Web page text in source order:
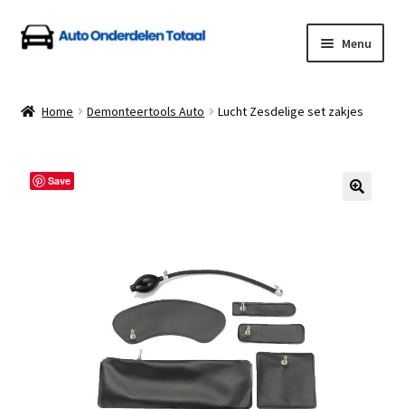
Ga
door
navigatie
Ga
naar
inhoud
Menu
Auto Onderdelen Shop
Klantenservice
Home Demonteertools Auto Lucht Zesdelige set zakjes
Save